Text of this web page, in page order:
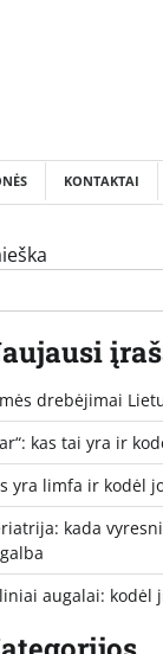
KONTAKTAI
drebėjimai
kas tai yra ir
yra limfa ir kodėl
kada
augalai: kodėl